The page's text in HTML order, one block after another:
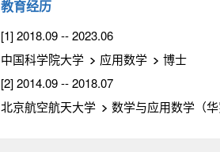
教育经历
[1] 2018.09 -- 2023.06
中国科学院大学
应用数学
博士
[2] 2014.09 -- 2018.07
北京航空航天大学
数学与应用数学（华